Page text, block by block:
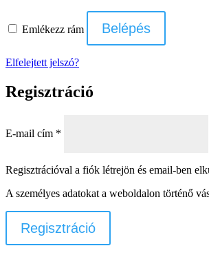
Emlékezz rám Belépés
Elfelejtett jelszó?
Regisztráció
E-mail cím *
Regisztrációval a fiók létrejön és email-ben
A személyes adatokat a weboldalon történő
Regisztráció